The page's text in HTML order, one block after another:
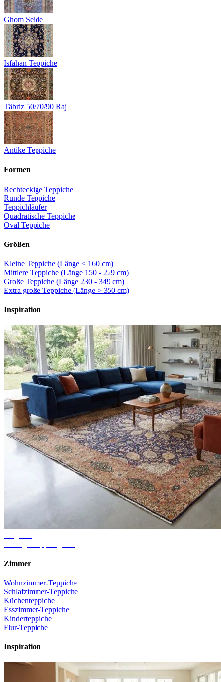
Ghom Seide
Isfahan Teppiche
Täbriz 50/70/90 Raj
Antike Teppiche
Formen
Rechteckige Teppiche
Runde Teppiche
Teppichläufer
Quadratische Teppiche
Oval Teppiche
Größen
Kleine Teppiche (Länge < 160 cm)
Mittlere Teppiche (Länge 150 - 229 cm)
Große Teppiche (Länge 230 - 349 cm)
Extra große Teppiche (Länge > 350 cm)
Inspiration
Zimmer
Wohnzimmer-Teppiche
Schlafzimmer-Teppiche
Küchenteppiche
Esszimmer-Teppiche
Kinderteppiche
Flur-Teppiche
Inspiration